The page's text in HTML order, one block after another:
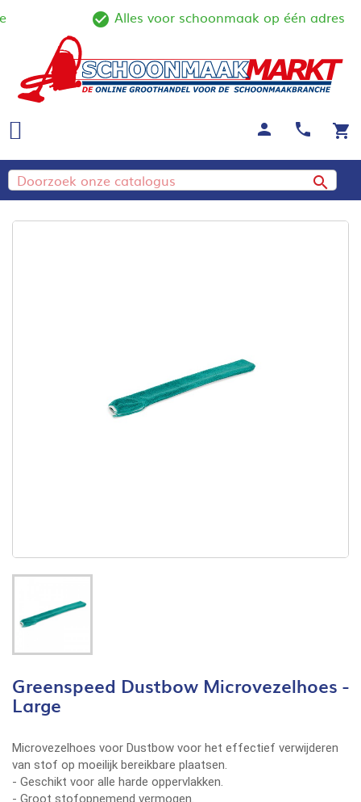
check_circle_outline
Alles voor schoonmaak op één adres
shopping_cart
call
person

Greenspeed Dustbow Microvezelhoes -
Large
Microvezelhoes voor Dustbow voor het effectief verwijderen
van stof op moeilijk bereikbare plaatsen.
- Geschikt voor alle harde oppervlakken.
- Groot stofopnemend vermogen.